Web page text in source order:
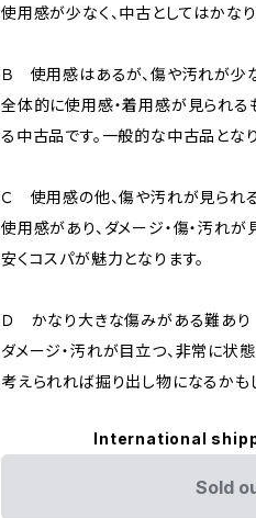
使用感が少なく、中古としてはかな
Ｂ 使用感はあるが、傷や汚れが少
全体的に使用感・着用感が見られる
る中古品です。一般的な中古品となり
Ｃ 使用感の他、傷や汚れが見られ
使用感があり、ダメージ・傷・汚れ
安くコスパが魅力となります。
Ｄ かなり大きな傷みがある難あり
ダメージ・汚れが目立つ、非常に状
考えられれば掘り出し物になるかも
International
Sold